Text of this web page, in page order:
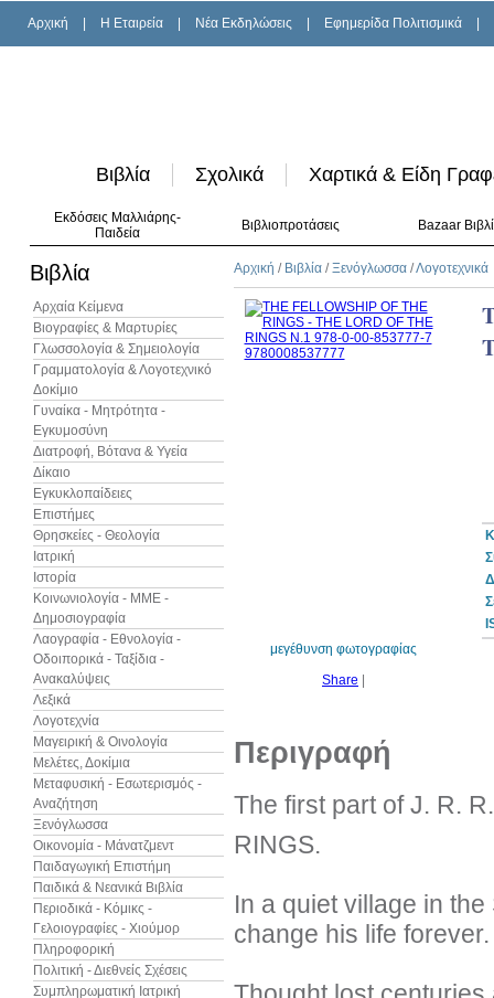
Αρχική H Εταιρεία Νέα Εκδηλώσεις Εφημερίδα Πολιτισμικά
Βιβλία Σχολικά Χαρτικά & Είδη
Εκδόσεις Μαλλιάρης-
Παιδεία
Βιβλιοπροτάσεις Bazaar
Βιβλία
Αρχαία Κείμενα
Βιογραφίες & Μαρτυρίες
Γλωσσολογία & Σημειολογία
Γραμματολογία & Λογοτεχνικό
Δοκίμιο
Γυναίκα - Μητρότητα -
Εγκυμοσύνη
Διατροφή, Βότανα & Υγεία
Δίκαιο
Εγκυκλοπαίδειες
Επιστήμες
Θρησκείες - Θεολογία
Ιατρική
Ιστορία
Κοινωνιολογία - ΜΜΕ -
Δημοσιογραφία
Λαογραφία - Εθνολογία -
Οδοιπορικά - Ταξίδια -
Ανακαλύψεις
Λεξικά
Λογοτεχνία
Μαγειρική & Οινολογία
Μελέτες, Δοκίμια
Μεταφυσική - Εσωτερισμός -
Αναζήτηση
Ξενόγλωσσα
Οικονομία - Μάνατζμεντ
Παιδαγωγική Επιστήμη
Παιδικά & Νεανικά Βιβλία
Περιοδικά - Κόμικς -
Γελοιογραφίες - Χιούμορ
Πληροφορική
Πολιτική - Διεθνείς Σχέσεις
Συμπληρωματική Ιατρική
Αρχική / Βιβλία /Ξενόγλωσσα /Λογοτεχνικά
μεγέθυνση φωτογραφίας
Share
Περιγραφή
The first part of J. R.
RINGS.
In a quiet village in
change his life forever.